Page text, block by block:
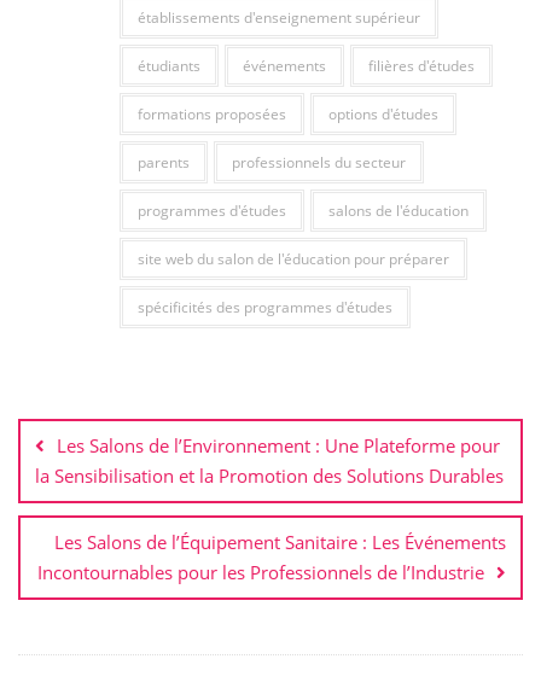
établissements d'enseignement supérieur
étudiants événements filières d'études
formations proposées options d'études
parents professionnels du secteur
programmes d'études salons de l'éducation
site web du salon de l'éducation pour préparer
spécificités des programmes d'études
de
l’article
Les Salons de l’Environnement : Une Plateforme pour
la Sensibilisation et la Promotion des Solutions Durables
Les Salons de l’Équipement Sanitaire : Les Événements
Incontournables pour les Professionnels de l’Industrie